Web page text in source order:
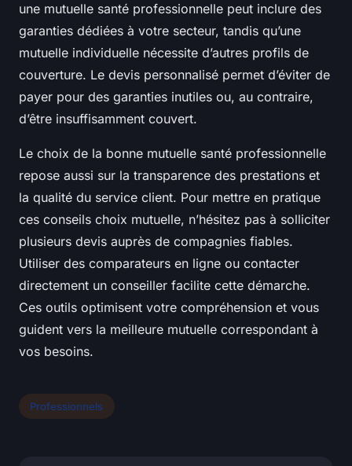
une mutuelle santé professionnelle peut inclure des
garanties dédiées à votre secteur, tandis qu’une
mutuelle individuelle nécessite d’autres profils de
couverture. Le devis personnalisé permet d’éviter de
payer pour des garanties inutiles ou, au contraire,
d’être insuffisamment couvert.
Le choix de la bonne mutuelle santé professionnelle
repose aussi sur la transparence des prestations et
la qualité du service client. Pour mettre en pratique
ces conseils choix mutuelle, n’hésitez pas à solliciter
plusieurs devis auprès de compagnies fiables.
Utiliser des comparateurs en ligne ou contacter
directement un conseiller facilite cette démarche.
Ces outils optimisent votre compréhension et vous
guident vers la meilleure mutuelle correspondant à
vos besoins.
Professionnels